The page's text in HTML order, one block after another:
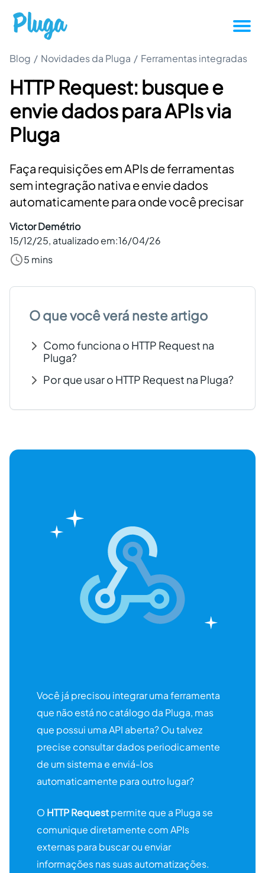
Tutoriais
Produtividade
Novidades da Pluga
Casos de sucesso
Outros
Entrar
PT
Blog / Novidades da Pluga / Ferramentas integradas
HTTP Request: busque e
envie dados para APIs via
Pluga
Faça requisições em APIs de ferramentas
sem integração nativa e envie dados
automaticamente para onde você precisar
Victor Demétrio
15/12/25, atualizado em:16/04/26
5 mins
O que você verá neste artigo
Como funciona o HTTP Request na
Pluga?
Por que usar o HTTP Request na Pluga?
Você já precisou integrar uma ferramenta
que não está no catálogo da Pluga, mas
que possui uma API aberta? Ou talvez
precise consultar dados periodicamente
de um sistema e enviá-los
automaticamente para outro lugar?
O HTTP Requestpermite que a Pluga se
comunique diretamente com APIs
externas para buscar ou enviar
informações nas suas automatizações.